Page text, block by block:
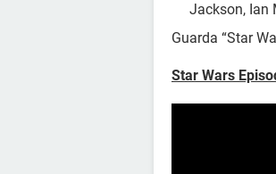
Jackson, Ian
Guarda “Star
Star Wars